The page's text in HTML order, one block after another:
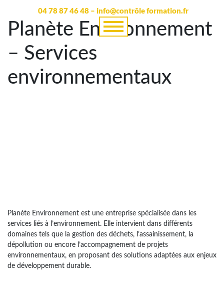
04 78 87 46 48 – info@contrôle formation.fr
Planète Environnement
– Services
environnementaux
Planète Environnement est une entreprise spécialisée dans les
services liés à l’environnement. Elle intervient dans différents
domaines tels que la gestion des déchets, l’assainissement, la
dépollution ou encore l’accompagnement de projets
environnementaux, en proposant des solutions adaptées aux enjeux
de développement durable.